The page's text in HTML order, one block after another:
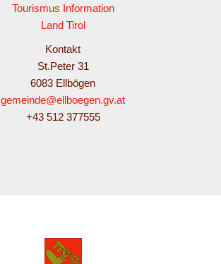
Tourismus Information
Land Tirol
Kontakt
St.Peter 31
6083 Ellbögen
gemeinde@ellboegen.gv.at
+43 512 377555